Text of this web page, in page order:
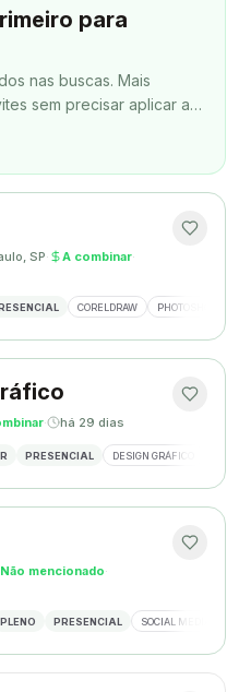
para
nas buscas. Mais
sem precisar aplicar a
SP· A combinar·
CORELDRAW PHOTOSHOP
· há 29 dias
PRESENCIAL DESIGN GRÁFICO
Não mencionado·
PLENO PRESENCIAL SOCIAL MEDIA